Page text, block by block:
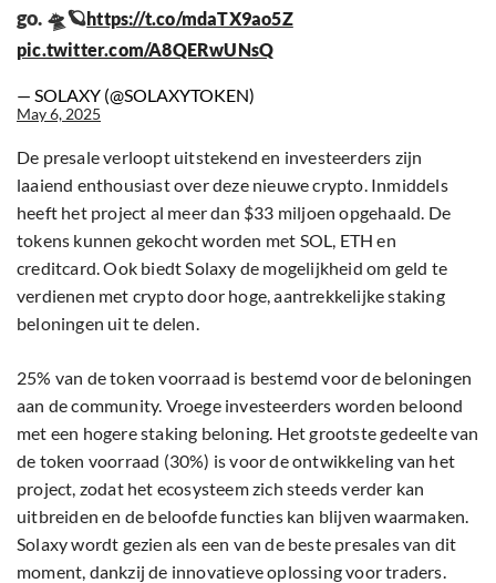
go. 🛸🪐https://t.co/mdaTX9ao5Z
pic.twitter.com/A8QERwUNsQ
— SOLAXY (@SOLAXYTOKEN)
May 6, 2025
De presale verloopt uitstekend en investeerders zijn
laaiend enthousiast over deze nieuwe crypto. Inmiddels
heeft het project al meer dan $33 miljoen opgehaald. De
tokens kunnen gekocht worden met SOL, ETH en
creditcard. Ook biedt Solaxy de mogelijkheid om geld te
verdienen met crypto door hoge, aantrekkelijke staking
beloningen uit te delen.
25% van de token voorraad is bestemd voor de beloningen
aan de community. Vroege investeerders worden beloond
met een hogere staking beloning. Het grootste gedeelte van
de token voorraad (30%) is voor de ontwikkeling van het
project, zodat het ecosysteem zich steeds verder kan
uitbreiden en de beloofde functies kan blijven waarmaken.
Solaxy wordt gezien als een van de beste presales van dit
moment, dankzij de innovatieve oplossing voor traders.